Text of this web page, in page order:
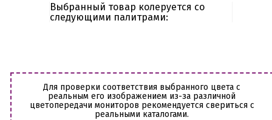
Выбранный товар колеруется со
следующими палитрами:
Для проверки соответствия выбранного цвета с
реальным его изображением из-за различной
цветопередачи мониторов рекомендуется свериться с
реальными каталогами.